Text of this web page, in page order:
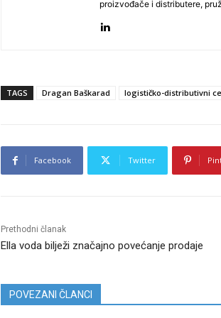
proizvođače i distributere,
TAGS Dragan Baškarad logističko-distributivni
Facebook Twitter
Prethodni članak
Ella voda bilježi značajno povećanje prodaje
POVEZANI ČLANCI